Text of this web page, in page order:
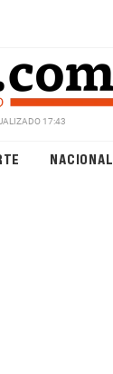
17:43
NACIONAL